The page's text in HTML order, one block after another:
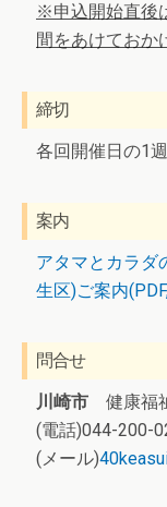
※申込開始直後
間をあけておか
締切
各回開催日の1
案内
アタマとカラダ
生区)ご案内
問合せ
川崎市 健康福
(電話)044-200-
(メール)